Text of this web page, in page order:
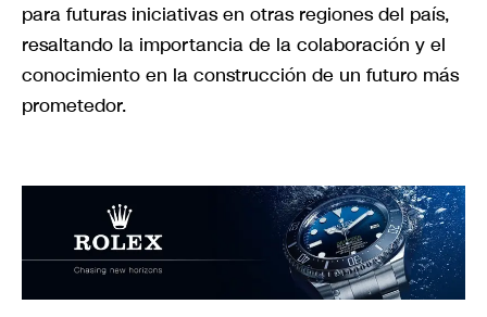
para futuras iniciativas en otras regiones del país,
resaltando la importancia de la colaboración y el
conocimiento en la construcción de un futuro más
prometedor.